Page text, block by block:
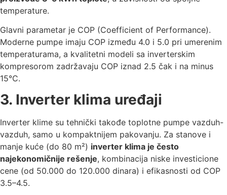
temperature.
Glavni parametar je COP (Coefficient of Performance).
Moderne pumpe imaju COP između 4.0 i 5.0 pri umerenim
temperaturama, a kvalitetni modeli sa inverterskim
kompresorom zadržavaju COP iznad 2.5 čak i na minus
15°C.
3. Inverter klima uređaji
Inverter klime su tehnički takođe toplotne pumpe vazduh-
vazduh, samo u kompaktnijem pakovanju. Za stanove i
manje kuće (do 80 m²) inverter klima je često
najekonomičnije rešenje, kombinacija niske investicione
cene (od 50.000 do 120.000 dinara) i efikasnosti od COP
3.5–4.5.